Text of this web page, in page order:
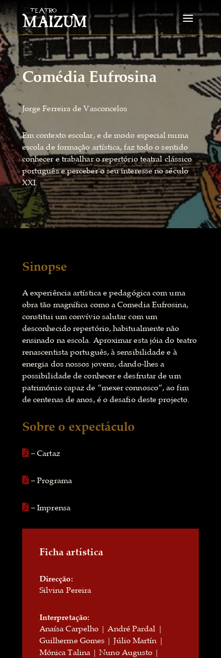
Comédia Eufrosina
Jorge Ferreira de Vasconcelos
Em contexto escolar, e de modo especial numa
escola de formação artística, faz todo o sentido
conhecer e trabalhar o repertório teatral clássico
português e perceber o seu interesse no século
XXI.
Sinopse
A experiência artística e pedagógica com uma
obra tão magnífica como a Comedia Eufrosina,
constitui um convívio salutar com um
desconhecido repertório, habitualmente não
ensinado na escola. Aproximar esta jóia do teatro
renascentista português, à sensibilidade e à
energia dos nossos jovens, dando-lhes a
possibilidade de conhecer e desfrutar de um
património capaz de “mexer connosco”, ao fim
de centenas de anos, é o desafio deste projecto.
Sobre o expectáculo
– Cartaz
– Programa
– Imprensa
Ficha artística
Direcção:
Silvina Pereira
Interpretação:
Anaísa Carpelho | André Pardal |
Guilherme Gomes | Júlio Martín |
Mónica Talina | Nuno Augusto |